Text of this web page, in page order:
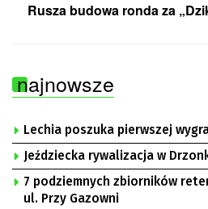
Rusza budowa ronda za
najnowsze
Lechia poszuka pierwszej
Jeździecka rywalizacja w
7 podziemnych zbiorników
ul. Przy Gazowni